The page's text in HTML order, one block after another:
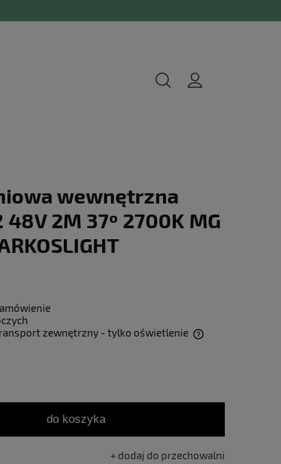
wewnętrzna
2M 37º 2700K MG
zewnętrzny - tylko oświetlenie
do koszyka
dodaj do przechowalni